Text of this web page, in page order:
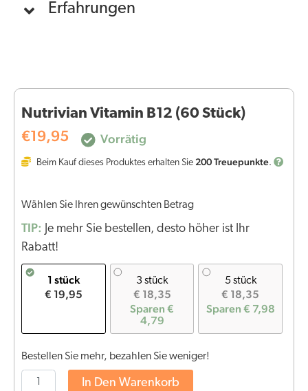
Erfahrungen
Nutrivian Vitamin B12 (60 Stück)
€19,95 Vorrätig
Beim Kauf dieses Produktes erhalten Sie 200Treuepunkte.
Wählen Sie Ihren gewünschten Betrag
TIP: Je mehr Sie bestellen, desto höher ist Ihr
Rabatt!
1 stück
€ 19,95
3 stück
€ 18,35
Sparen €
4,79
5 stück
€ 18,35
Sparen € 7,98
Bestellen Sie mehr, bezahlen Sie weniger!
In Den Warenkorb